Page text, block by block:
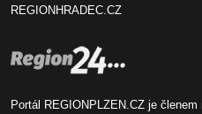
REGIONHRADEC.CZ
Portál REGIONPLZEN.CZ je